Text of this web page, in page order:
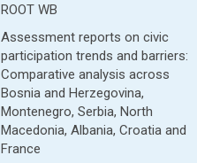
ROOT WB
Assessment reports on civic
participation trends and barriers:
Comparative analysis across
Bosnia and Herzegovina,
Montenegro, Serbia, North
Macedonia, Albania, Croatia and
France